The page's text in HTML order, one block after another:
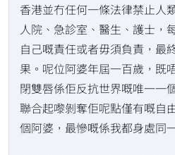
香港並冇任何一條法律禁止人
人院、急診室、醫生、護士，
自己嘅責任或者毋須負責，最
果。呢位阿婆年屆一百歲，既
閉雙唇係佢反抗世界嘅唯一一
聯合起嚟剝奪佢呢點僅有嘅自
個阿婆，最慘嘅係我都身處同